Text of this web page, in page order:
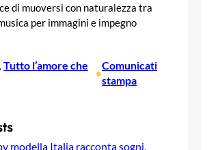
di muoversi con naturalezza tra
per immagini e impegno
Tutto l’amore che
•
Comunicati
stampa
modella Italia racconta sogni,